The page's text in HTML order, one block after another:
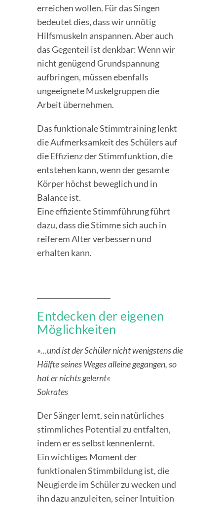
erreichen wollen. Für das Singen
bedeutet dies, dass wir unnötig
Hilfsmuskeln anspannen. Aber auch
das Gegenteil ist denkbar: Wenn wir
nicht genügend Grundspannung
aufbringen, müssen ebenfalls
ungeeignete Muskelgruppen die
Arbeit übernehmen.
Das funktionale Stimmtraining lenkt
die Aufmerksamkeit des Schülers auf
die Effizienz der Stimmfunktion, die
entstehen kann, wenn der gesamte
Körper höchst beweglich und in
Balance ist.
Eine effiziente Stimmführung führt
dazu, dass die Stimme sich auch in
reiferem Alter verbessern und
erhalten kann.
Entdecken der eigenen
Möglichkeiten
»…und ist der Schüler nicht wenigstens die
Hälfte seines Weges alleine gegangen, so
hat er nichts gelernt«
Sokrates
Der Sänger lernt, sein natürliches
stimmliches Potential zu entfalten,
indem er es selbst kennenlernt.
Ein wichtiges Moment der
funktionalen Stimmbildung ist, die
Neugierde im Schüler zu wecken und
ihn dazu anzuleiten, seiner Intuition